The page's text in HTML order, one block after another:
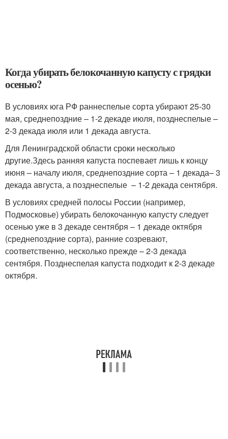
Когда убирать белокочанную капусту с грядки
осенью?
В условиях юга РФ раннеспелые сорта убирают 25-30
мая, среднепоздние – 1-2 декаде июля, позднеспелые –
2-3 декада июля или 1 декада августа.
Для Ленинградской области сроки несколько
другие.Здесь ранняя капуста поспевает лишь к концу
июня – началу июля, среднепоздние сорта – 1 декада– 3
декада августа, а позднеспелые – 1-2 декада сентября.
В условиях средней полосы России (например,
Подмосковье) убирать белокочанную капусту следует
осенью уже в 3 декаде сентября – 1 декаде октября
(среднепоздние сорта), ранние созревают,
соответственно, несколько прежде – 2-3 декада
сентября. Позднеспелая капуста подходит к 2-3 декаде
октября.